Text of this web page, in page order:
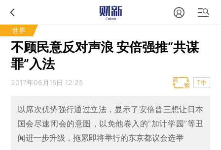
世界
不顾民意反对声浪 安倍强推“共谋
罪”入法
2017年06月15日 12:25 T中
以席次优势强行通过立法，显示了安倍晋三想让日本
国会尽速闭会的意图，以免他卷入的“加计学园”等丑
闻进一步升级，拖累即将举行的东京都议会选举